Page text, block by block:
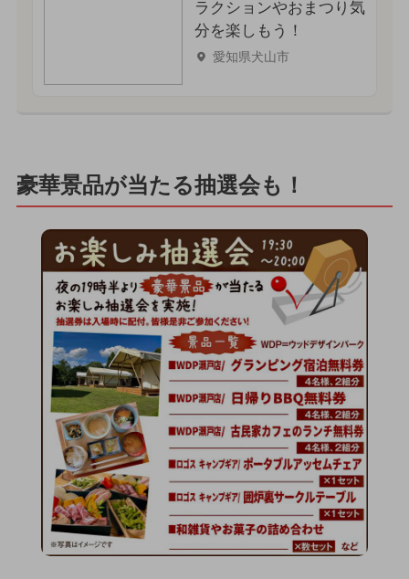
ラクションやおまつり気
分を楽しもう！
愛知県犬山市
豪華景品が当たる抽選会も！